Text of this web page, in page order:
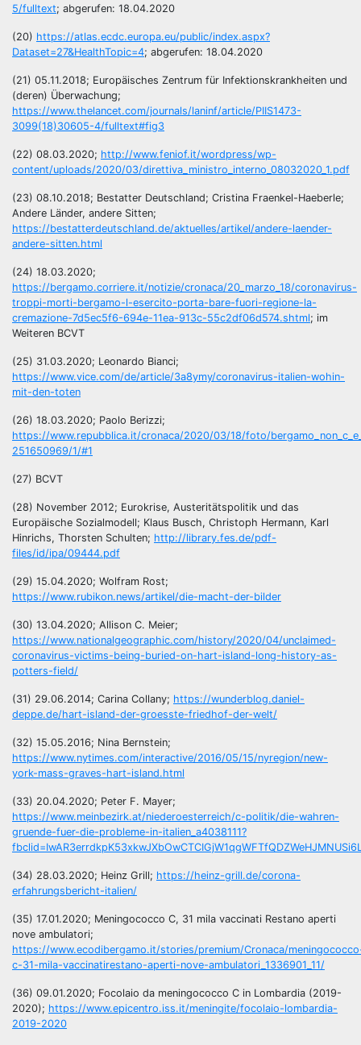
5/fulltext; abgerufen: 18.04.2020
(20) https://atlas.ecdc.europa.eu/public/index.aspx?
Dataset=27&HealthTopic=4; abgerufen: 18.04.2020
(21) 05.11.2018; Europäisches Zentrum für Infektionskrankheiten und
(deren) Überwachung;
https://www.thelancet.com/journals/laninf/article/PIIS1473-
3099(18)30605-4/fulltext#fig3
(22) 08.03.2020; http://www.feniof.it/wordpress/wp-
content/uploads/2020/03/direttiva_ministro_interno_08032020_1.pdf
(23) 08.10.2018; Bestatter Deutschland; Cristina Fraenkel-Haeberle;
Andere Länder, andere Sitten;
https://bestatterdeutschland.de/aktuelles/artikel/andere-laender-
andere-sitten.html
(24) 18.03.2020;
https://bergamo.corriere.it/notizie/cronaca/20_marzo_18/coronavirus-
troppi-morti-bergamo-l-esercito-porta-bare-fuori-regione-la-
cremazione-7d5ec5f6-694e-11ea-913c-55c2df06d574.shtml; im
Weiteren BCVT
(25) 31.03.2020; Leonardo Bianci;
https://www.vice.com/de/article/3a8ymy/coronavirus-italien-wohin-
mit-den-toten
(26) 18.03.2020; Paolo Berizzi;
https://www.repubblica.it/cronaca/2020/03/18/foto/
251650969/1/#1
(27) BCVT
(28) November 2012; Eurokrise, Austeritätspolitik und das
Europäische Sozialmodell; Klaus Busch, Christoph Hermann, Karl
Hinrichs, Thorsten Schulten; http://library.fes.de/pdf-
files/id/ipa/09444.pdf
(29) 15.04.2020; Wolfram Rost;
https://www.rubikon.news/artikel/die-macht-der-bilder
(30) 13.04.2020; Allison C. Meier;
https://www.nationalgeographic.com/history/2020/04/unclaimed-
coronavirus-victims-being-buried-on-hart-island-long-history-as-
potters-field/
(31) 29.06.2014; Carina Collany; https://wunderblog.daniel-
deppe.de/hart-island-der-groesste-friedhof-der-welt/
(32) 15.05.2016; Nina Bernstein;
https://www.nytimes.com/interactive/2016/05/15/nyregion/new-
york-mass-graves-hart-island.html
(33) 20.04.2020; Peter F. Mayer;
https://www.meinbezirk.at/niederoesterreich/c-politik/die-wahren-
gruende-fuer-die-probleme-in-italien_a4038111?
(34) 28.03.2020; Heinz Grill; https://heinz-grill.de/corona-
erfahrungsbericht-italien/
(35) 17.01.2020; Meningococco C, 31 mila vaccinati Restano aperti
nove ambulatori;
https://www.ecodibergamo.it/stories/premium/Cronaca/
c-31-mila-vaccinatirestano-aperti-nove-ambulatori_1336901_11/
(36) 09.01.2020; Focolaio da meningococco C in Lombardia (2019-
2020); https://www.epicentro.iss.it/meningite/focolaio-lombardia-
2019-2020